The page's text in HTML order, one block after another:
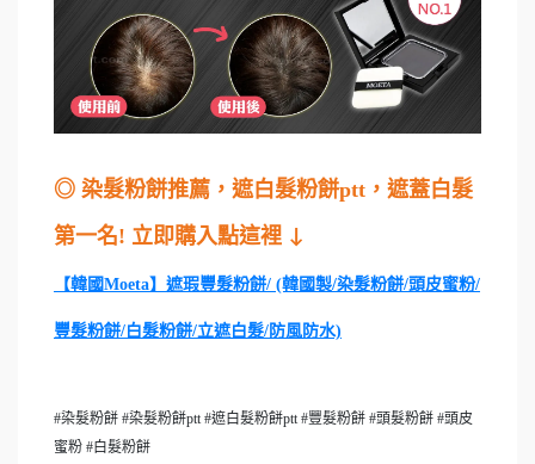
◎ 染髮粉餅推薦，遮白髮粉餅ptt，遮蓋白髮
第一名! 立即購入點這裡 ↓
【韓國Moeta】遮瑕豐髮粉餅/ (韓國製/染髮粉餅/頭皮蜜粉/
豐髮粉餅/白髮粉餅/立遮白髮/防風防水)
#染髮粉餅 #染髮粉餅ptt #遮白髮粉餅ptt #豐髮粉餅 #頭髮粉餅 #頭皮
蜜粉 #白髮粉餅